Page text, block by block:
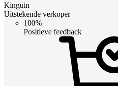
Kinguin
Uitstekende verkoper
100%
Positieve feedback